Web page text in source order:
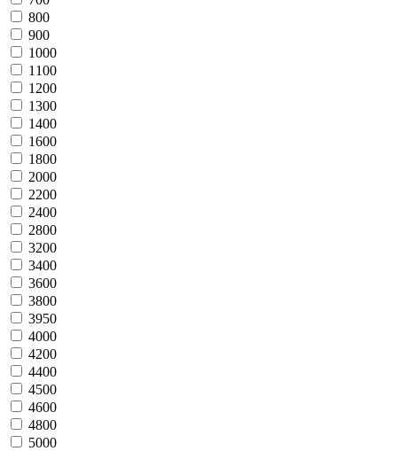
800
900
1000
1100
1200
1300
1400
1600
1800
2000
2200
2400
2800
3200
3400
3600
3800
3950
4000
4200
4400
4500
4600
4800
5000